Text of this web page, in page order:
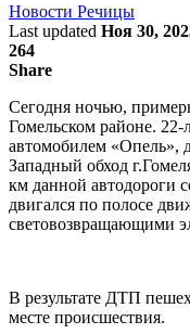
Новости Речицы
Last updated Ноя 30,
264
Share
Сегодня ночью,
Гомельском районе. 22-
автомобилем «Опель»,
Западный обход
км данной автодороги
двигался по полосе
световозвращающими
В результате ДТП
месте происшествия.